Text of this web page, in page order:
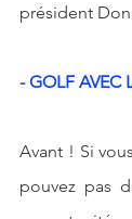
président
- GOLF AVEC
Avant ! Si
pouvez pas